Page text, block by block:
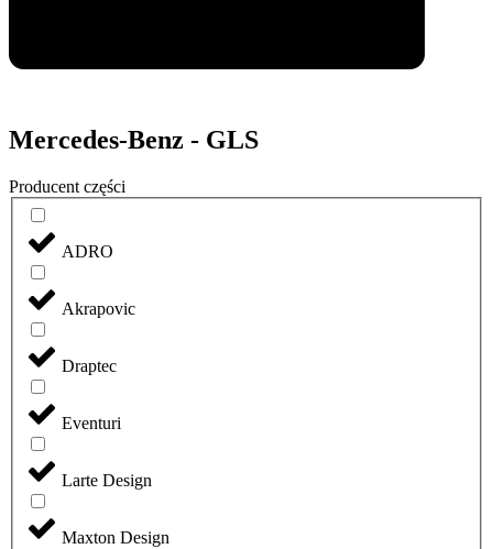
Mercedes-Benz - GLS
Producent części
ADRO
Akrapovic
Draptec
Eventuri
Larte Design
Maxton Design